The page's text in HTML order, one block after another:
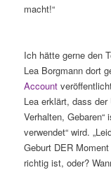
macht!“
Ich hätte gerne den
Lea Borgmann dort
Account
Lea erklärt, dass der
Verhalten,
verwendet“ wird.
Geburt DER
richtig ist, oder?